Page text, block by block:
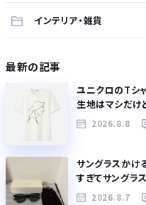
インテリア・雑貨
最新の記事
ユニクロのTシ
生地はマシだけ
2026.8.8
サングラスかけ
すぎてサングラ
2026.8.7